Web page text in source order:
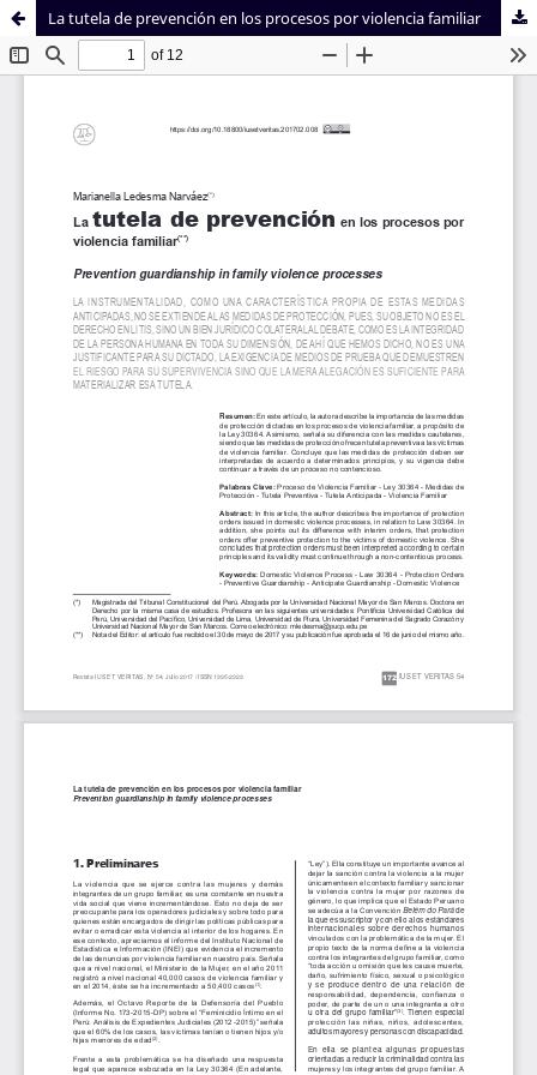
Sistema de
Bibliotecas
Facultad de
Derecho
La tutela de prevención en los procesos por violencia familiar